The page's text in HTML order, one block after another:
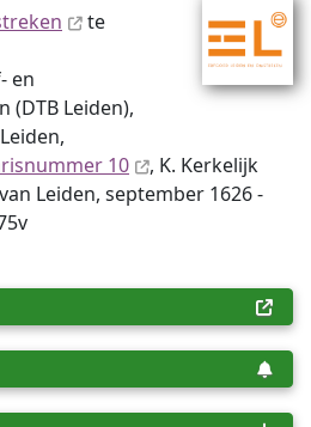
te
en
(DTB Leiden),
10
, K. Kerkelijk
Leiden, september 1626 -